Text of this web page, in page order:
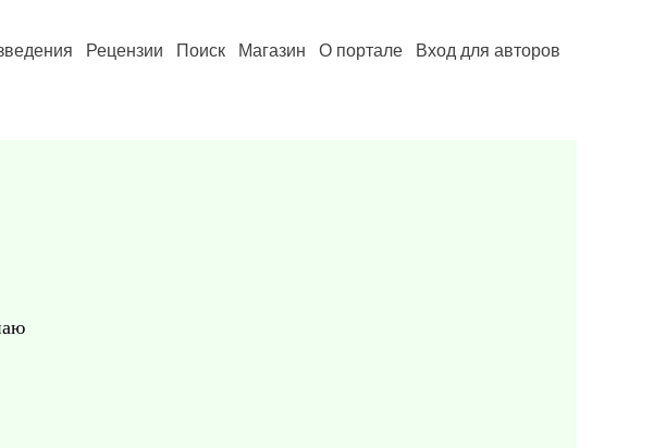
Рецензии Поиск Магазин О портале Вход для авторов